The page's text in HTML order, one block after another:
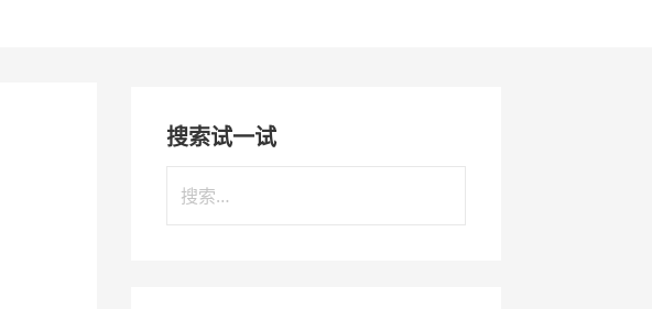
搜索试一试
索